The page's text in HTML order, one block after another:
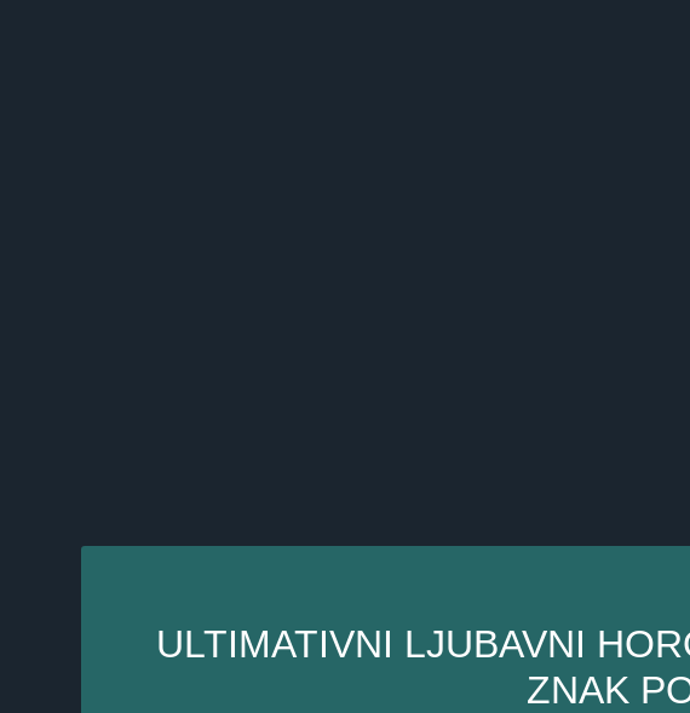
ULTIMATIVNI LJUBAVNI
ZNAK